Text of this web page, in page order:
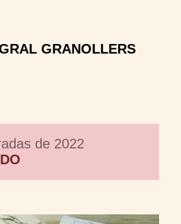
GRANOLLERS
de 2022